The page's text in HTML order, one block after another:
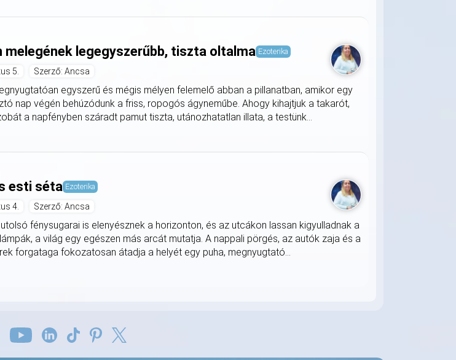
melegének legegyszerűbb, tiszta oltalma Ezoterika
5. Szerző: Ancsa
egyszerű és mégis mélyen felemelő abban a pillanatban, amikor egy
nap végén behúzódunk a friss, ropogós ágyneműbe. Ahogy kihajtjuk a takarót,
a napfényben száradt pamut tiszta, utánozhatatlan illata, a testünk...
esti séta Ezoterika
4. Szerző: Ancsa
fénysugarai is elenyésznek a horizonton, és az utcákon lassan kigyulladnak a
a világ egy egészen más arcát mutatja. A nappali pörgés, az autók zaja és a
forgataga fokozatosan átadja a helyét egy puha, megnyugtató...